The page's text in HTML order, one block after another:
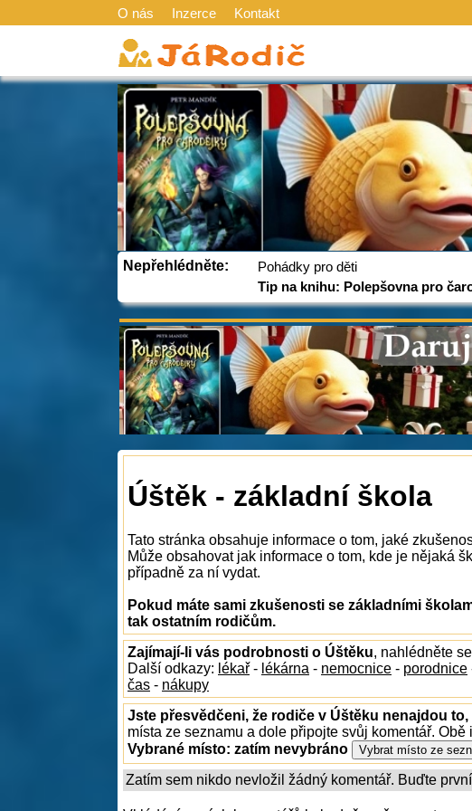
O nás Inzerce Kontakt
Nepřehlédněte:
Pohádky pro děti
Tip na knihu: Polepšovna pro
Úštěk - základní škola
Tato stránka obsahuje informace o tom, jaké
Může obsahovat jak informace o tom, kde je nějaká
případně za ní vydat.
Pokud máte sami zkušenosti se základními
tak ostatním rodičům.
Zajímají-li vás podrobnosti o Úštěku, nahlédněte
Další odkazy: lékař - lékárna - nemocnice - porodnice
čas - nákupy
Jste přesvědčeni, že rodiče v Úštěku nenajdou
místa ze seznamu a dole připojte svůj komentář.
Vybrané místo: zatím nevybráno
Zatím sem nikdo nevložil žádný komentář. Buďte